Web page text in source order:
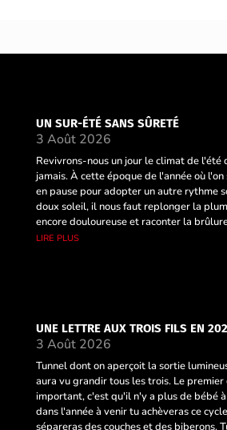
UN SUR-ÉTÉ SANS SÛRETÉ
3 Août 2026
Revivrons-nous un jour le climat de l'été
jamais. À cette époque de l'année où
en pause pour adopter un autre rythme
doux soleil, il nous faut replonger la
encore douloureuse et raconter la
lire plus
UNE LETTRE AUX TROIS FILS EN
3 Août 2026
Tunnel dont on aperçoit la sortie
aura vu grandir tous les trois. Le premier
important, c'est qu'il n'y a plus de bébé
dans l'année à venir tu achèveras ce
sépareras des couches et des biberons.